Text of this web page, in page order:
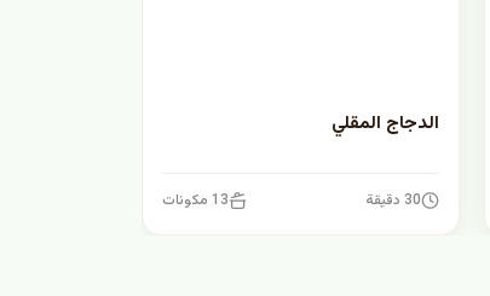
الدجاج المقلي
30 دقيقة 13 مكونات